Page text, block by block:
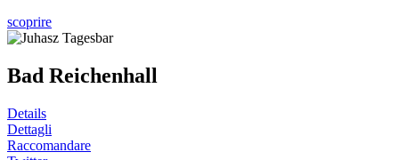
scoprire
Bad Reichenhall
Details
Dettagli
Raccomandare